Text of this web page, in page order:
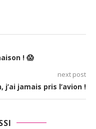
! 😱
next post
j’ai jamais pris l’avion !